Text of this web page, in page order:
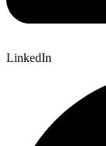
LinkedIn